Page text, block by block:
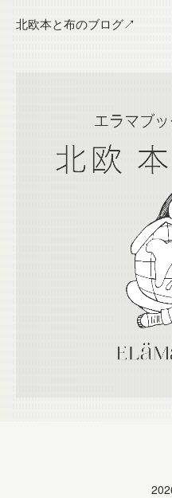
北欧本と布のブログ↗